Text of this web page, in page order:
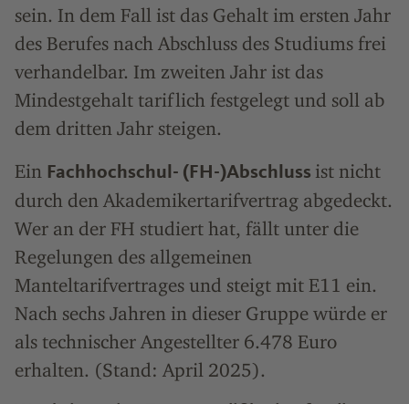
sein. In dem Fall ist das Gehalt im ersten Jahr
des Berufes nach Abschluss des Studiums frei
verhandelbar. Im zweiten Jahr ist das
Mindestgehalt tariflich festgelegt und soll ab
dem dritten Jahr steigen.
Ein Fachhochschul- (FH-)Abschluss ist nicht
durch den Akademikertarifvertrag abgedeckt.
Wer an der FH studiert hat, fällt unter die
Regelungen des allgemeinen
Manteltarifvertrages und steigt mit E11 ein.
Nach sechs Jahren in dieser Gruppe würde er
als technischer Angestellter 6.478 Euro
erhalten. (Stand: April 2025).